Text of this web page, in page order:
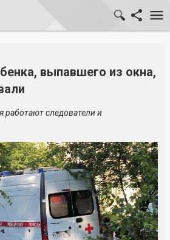
выпавшего из окна,
работают следователи и